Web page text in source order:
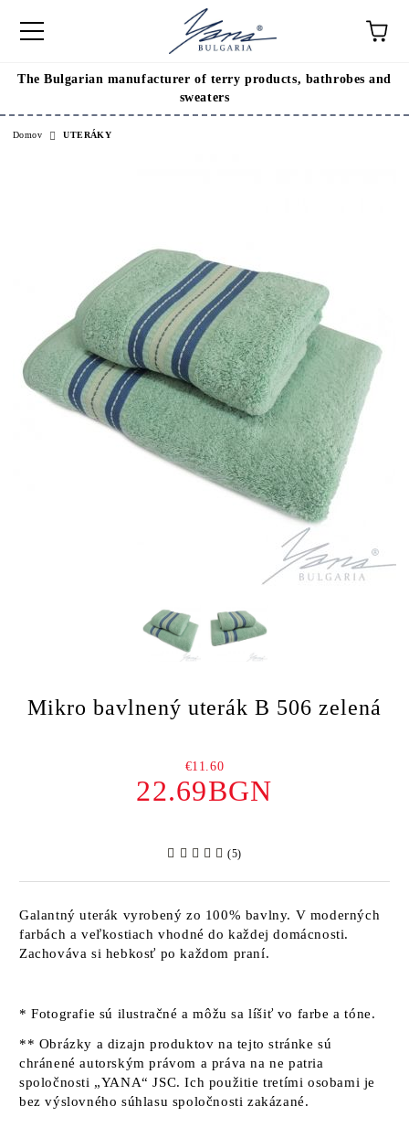
The Bulgarian manufacturer of terry products, bathrobes and
sweaters
Domov UTERÁKY
Mikro bavlnený uterák B 506 zelená
€11.60
22.69BGN
(5)
Galantný uterák vyrobený zo 100% bavlny. V moderných
farbách a veľkostiach vhodné do každej domácnosti.
Zachováva si hebkosť po každom praní.
* Fotografie sú ilustračné a môžu sa líšiť vo farbe a tóne.
** Obrázky a dizajn produktov na tejto stránke sú
chránené autorským právom a práva na ne patria
spoločnosti „YANA“ JSC. Ich použitie tretími osobami je
bez výslovného súhlasu spoločnosti zakázané.